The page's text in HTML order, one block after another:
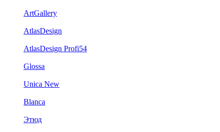
ArtGallery
AtlasDesign
AtlasDesign Profi54
Glossa
Unica New
Blanca
Этюд